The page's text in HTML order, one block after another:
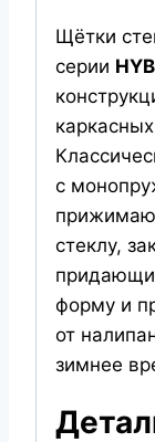
Щётки
серии
с
стеклу,
форму и
от
зимнее